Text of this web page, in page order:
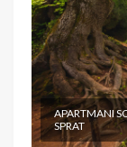
APARTMANI
SPRAT